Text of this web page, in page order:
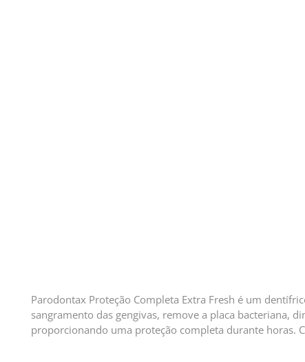
Parodontax Proteção Completa Extra Fresh é um
sangramento das gengivas, remove a placa bacteriana,
proporcionando uma proteção completa durante horas.